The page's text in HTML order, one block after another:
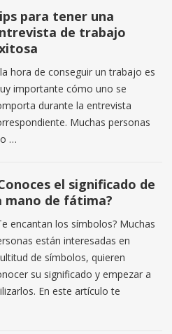
para tener una
de trabajo
hora de conseguir un trabajo es
importante cómo uno se
durante la entrevista
Muchas personas
…
el significado de
mano de fátima?
encantan los símbolos? Muchas
están interesadas en
de símbolos, quieren
su significado y empezar a
En este artículo te